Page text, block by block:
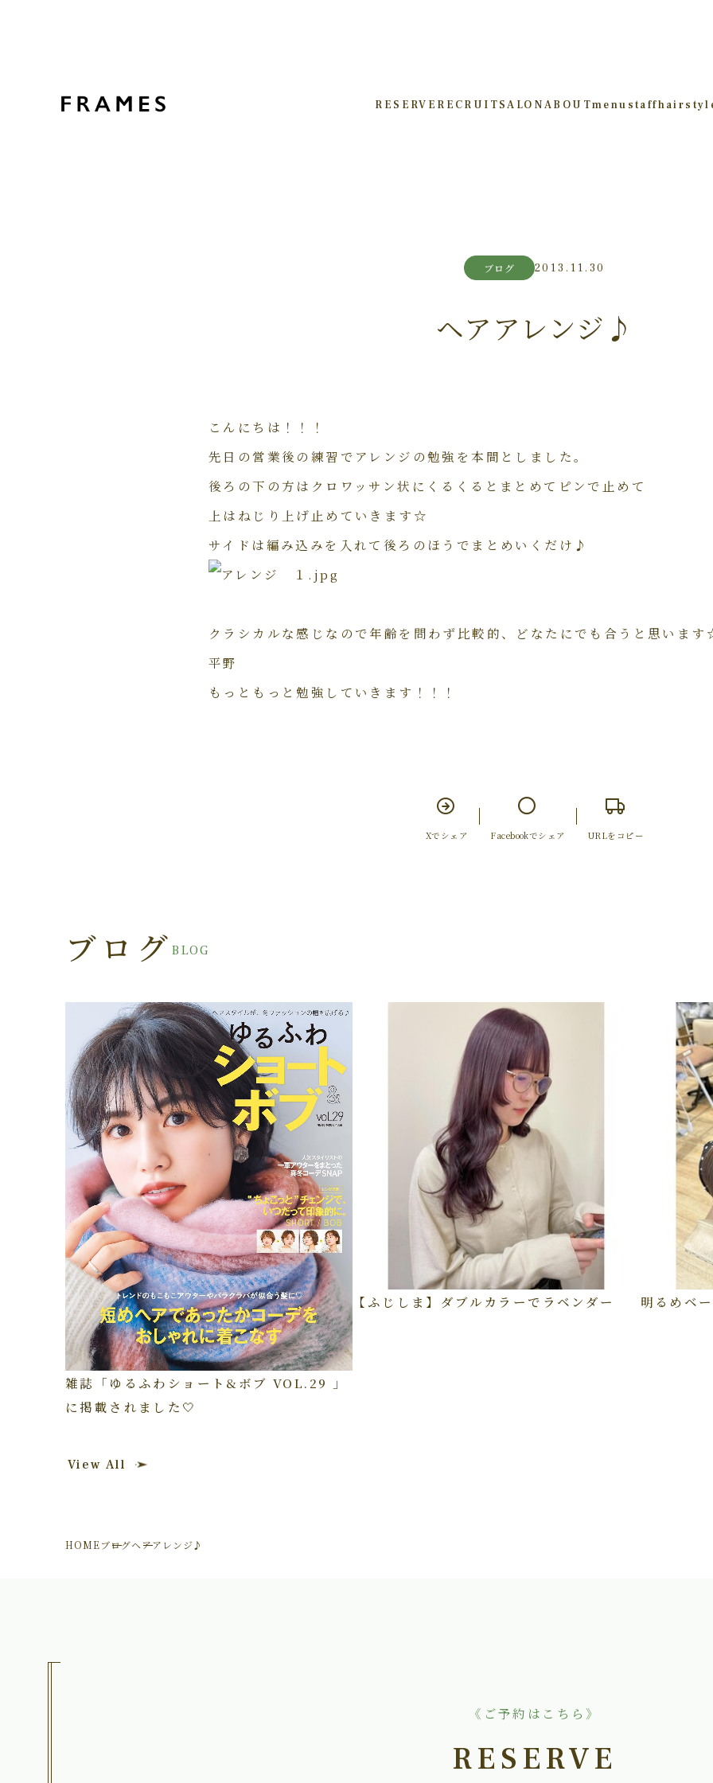
RESERVE RECRUITSALONABOUTmenu staff
ブログ 2013.11.30
ヘアアレンジ♪
こんにちは！！！
先日の営業後の練習でアレンジの勉強を本間としました。
後ろの下の方はクロワッサン状にくるくるとまとめてピンで止めて
上はねじり上げ止めていきます☆
サイドは編み込みを入れて後ろのほうでまとめいくだけ♪
クラシカルな感じなので年齢を問わず比較的、どなたにでも合うと思いま
平野
もっともっと勉強していきます！！！
Xでシェア Facebookでシェア URLをコピー
BLOG
ブログ
雑誌「ゆるふわショート&ボブ VOL.29 」
に掲載されました🤍
【ふじしま】ダブルカラーでラベンダー 明るめベ
View All
HOMEブログヘアアレンジ♪
《ご予約はこちら》
RESERVE